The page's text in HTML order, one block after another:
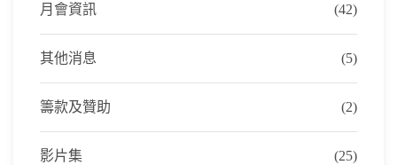
月會資訊 (42)
其他消息 (5)
籌款及贊助 (2)
影片集 (25)